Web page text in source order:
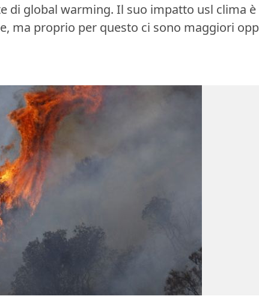
di global warming. Il suo impatto usl clima è
ma proprio per questo ci sono maggiori